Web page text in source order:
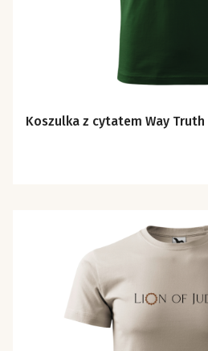
Koszulka z cytatem Way